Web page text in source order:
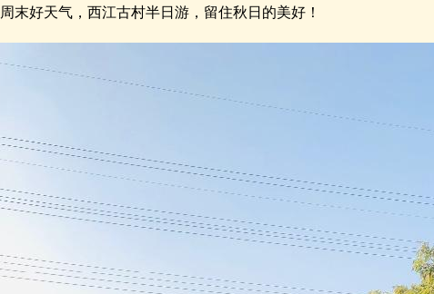
周末好天气，西江古村半日游，留住秋日的美好！